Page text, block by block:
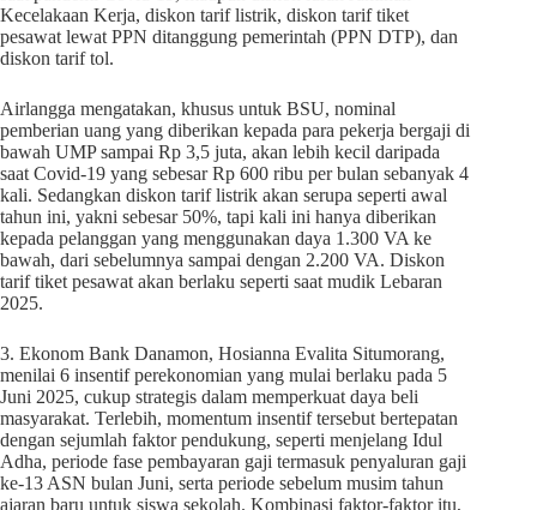
Kecelakaan Kerja, diskon tarif listrik, diskon tarif tiket
pesawat lewat PPN ditanggung pemerintah (PPN DTP), dan
diskon tarif tol.
Airlangga mengatakan, khusus untuk BSU, nominal
pemberian uang yang diberikan kepada para pekerja bergaji di
bawah UMP sampai Rp 3,5 juta, akan lebih kecil daripada
saat Covid-19 yang sebesar Rp 600 ribu per bulan sebanyak 4
kali. Sedangkan diskon tarif listrik akan serupa seperti awal
tahun ini, yakni sebesar 50%, tapi kali ini hanya diberikan
kepada pelanggan yang menggunakan daya 1.300 VA ke
bawah, dari sebelumnya sampai dengan 2.200 VA. Diskon
tarif tiket pesawat akan berlaku seperti saat mudik Lebaran
2025.
3. Ekonom Bank Danamon, Hosianna Evalita Situmorang,
menilai 6 insentif perekonomian yang mulai berlaku pada 5
Juni 2025, cukup strategis dalam memperkuat daya beli
masyarakat. Terlebih, momentum insentif tersebut bertepatan
dengan sejumlah faktor pendukung, seperti menjelang Idul
Adha, periode fase pembayaran gaji termasuk penyaluran gaji
ke-13 ASN bulan Juni, serta periode sebelum musim tahun
ajaran baru untuk siswa sekolah. Kombinasi faktor-faktor itu,